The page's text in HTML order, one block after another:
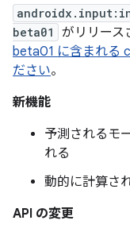
beta01
がリリース
beta01 に含まれる
ださい。
新機能
予測されるモ
れる
動的に計算さ
API の変更